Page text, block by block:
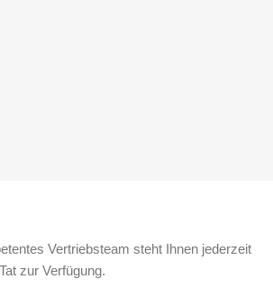
Vertriebsteam steht Ihnen jederzeit
zur Verfügung.